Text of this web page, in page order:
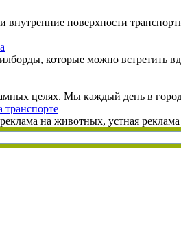
поверхности
которые можно встретить
целях. Мы каждый день в
транспорте
на животных, устная